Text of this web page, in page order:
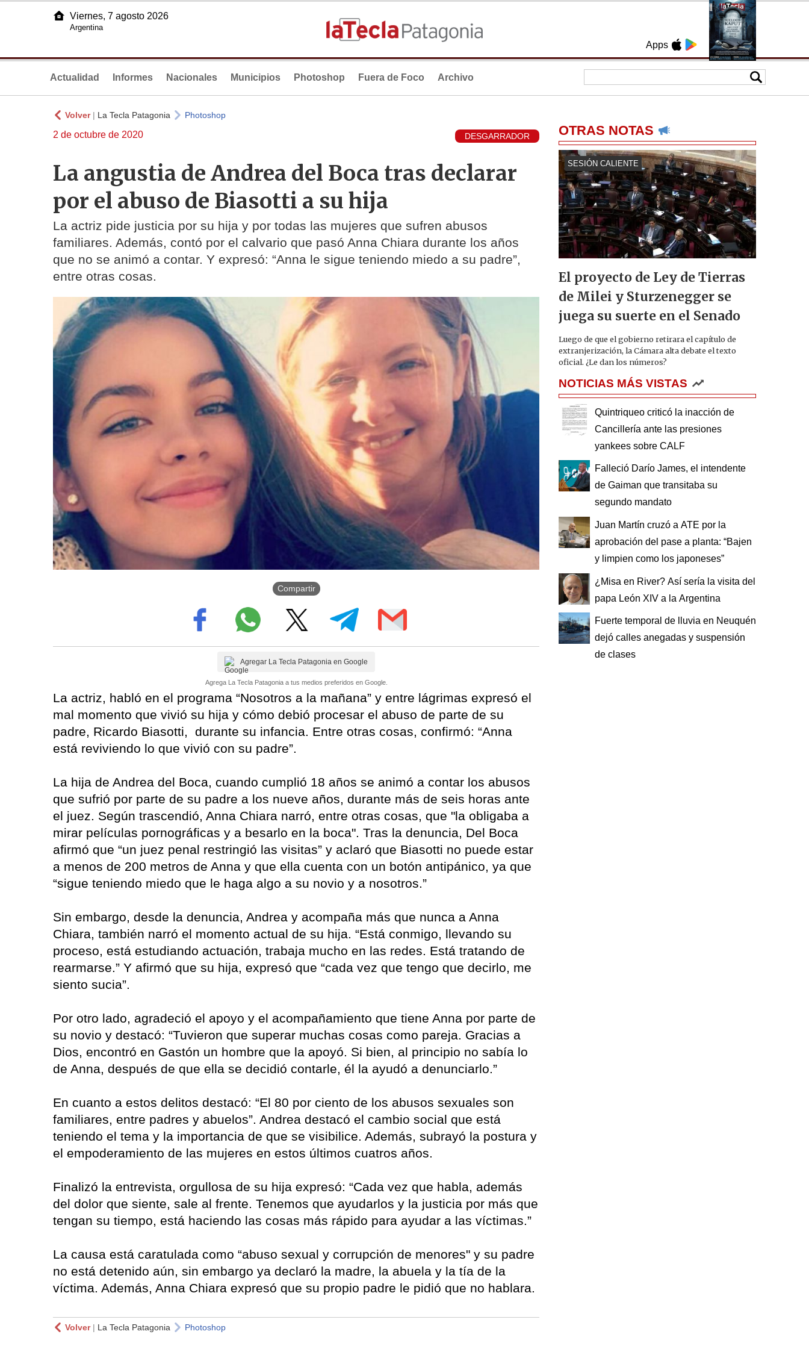
Apps
Viernes, 7 agosto 2026
Argentina
Actualidad Informes Nacionales Municipios Photoshop Fuera de Foco Archivo
Volver| La Tecla Patagonia Photoshop
2 de octubre de 2020 DESGARRADOR
La angustia de Andrea del Boca tras declarar
por el abuso de Biasotti a su hija
La actriz pide justicia por su hija y por todas las mujeres que sufren abusos
familiares. Además, contó por el calvario que pasó Anna Chiara durante los años
que no se animó a contar. Y expresó: “Anna le sigue teniendo miedo a su padre”,
entre otras cosas.
Compartir
Agregar La Tecla Patagonia en Google
Agrega La Tecla Patagonia a tus medios preferidos en Google.
La actriz, habló en el programa “Nosotros a la mañana” y entre lágrimas expresó el
mal momento que vivió su hija y cómo debió procesar el abuso de parte de su
padre, Ricardo Biasotti, durante su infancia. Entre otras cosas, confirmó: “Anna
está reviviendo lo que vivió con su padre”.
La hija de Andrea del Boca, cuando cumplió 18 años se animó a contar los abusos
que sufrió por parte de su padre a los nueve años, durante más de seis horas ante
el juez. Según trascendió, Anna Chiara narró, entre otras cosas, que "la obligaba a
mirar películas pornográficas y a besarlo en la boca". Tras la denuncia, Del Boca
afirmó que “un juez penal restringió las visitas” y aclaró que Biasotti no puede estar
a menos de 200 metros de Anna y que ella cuenta con un botón antipánico, ya que
“sigue teniendo miedo que le haga algo a su novio y a nosotros.”
Sin embargo, desde la denuncia, Andrea y acompaña más que nunca a Anna
Chiara, también narró el momento actual de su hija. “Está conmigo, llevando su
proceso, está estudiando actuación, trabaja mucho en las redes. Está tratando de
rearmarse.” Y afirmó que su hija, expresó que “cada vez que tengo que decirlo, me
siento sucia”.
Por otro lado, agradeció el apoyo y el acompañamiento que tiene Anna por parte de
su novio y destacó: “Tuvieron que superar muchas cosas como pareja. Gracias a
Dios, encontró en Gastón un hombre que la apoyó. Si bien, al principio no sabía lo
de Anna, después de que ella se decidió contarle, él la ayudó a denunciarlo.”
En cuanto a estos delitos destacó: “El 80 por ciento de los abusos sexuales son
familiares, entre padres y abuelos”. Andrea destacó el cambio social que está
teniendo el tema y la importancia de que se visibilice. Además, subrayó la postura y
el empoderamiento de las mujeres en estos últimos cuatros años.
Finalizó la entrevista, orgullosa de su hija expresó: “Cada vez que habla, además
del dolor que siente, sale al frente. Tenemos que ayudarlos y la justicia por más que
tengan su tiempo, está haciendo las cosas más rápido para ayudar a las víctimas.”
La causa está caratulada como “abuso sexual y corrupción de menores" y su padre
no está detenido aún, sin embargo ya declaró la madre, la abuela y la tía de la
víctima. Además, Anna Chiara expresó que su propio padre le pidió que no hablara.
Volver| La Tecla Patagonia Photoshop
OTRAS NOTAS
SESIÓN CALIENTE
El proyecto de Ley de Tierras
de Milei y Sturzenegger se
juega su suerte en el Senado
Luego de que el gobierno retirara el capítulo de
extranjerización, la Cámara alta debate el texto
oficial. ¿Le dan los números?
NOTICIAS MÁS VISTAS
Quintriqueo criticó la inacción de
Cancillería ante las presiones
yankees sobre CALF
Falleció Darío James, el intendente
de Gaiman que transitaba su
segundo mandato
Juan Martín cruzó a ATE por la
aprobación del pase a planta: “Bajen
y limpien como los japoneses”
¿Misa en River? Así sería la visita del
papa León XIV a la Argentina
Fuerte temporal de lluvia en Neuquén
dejó calles anegadas y suspensión
de clases